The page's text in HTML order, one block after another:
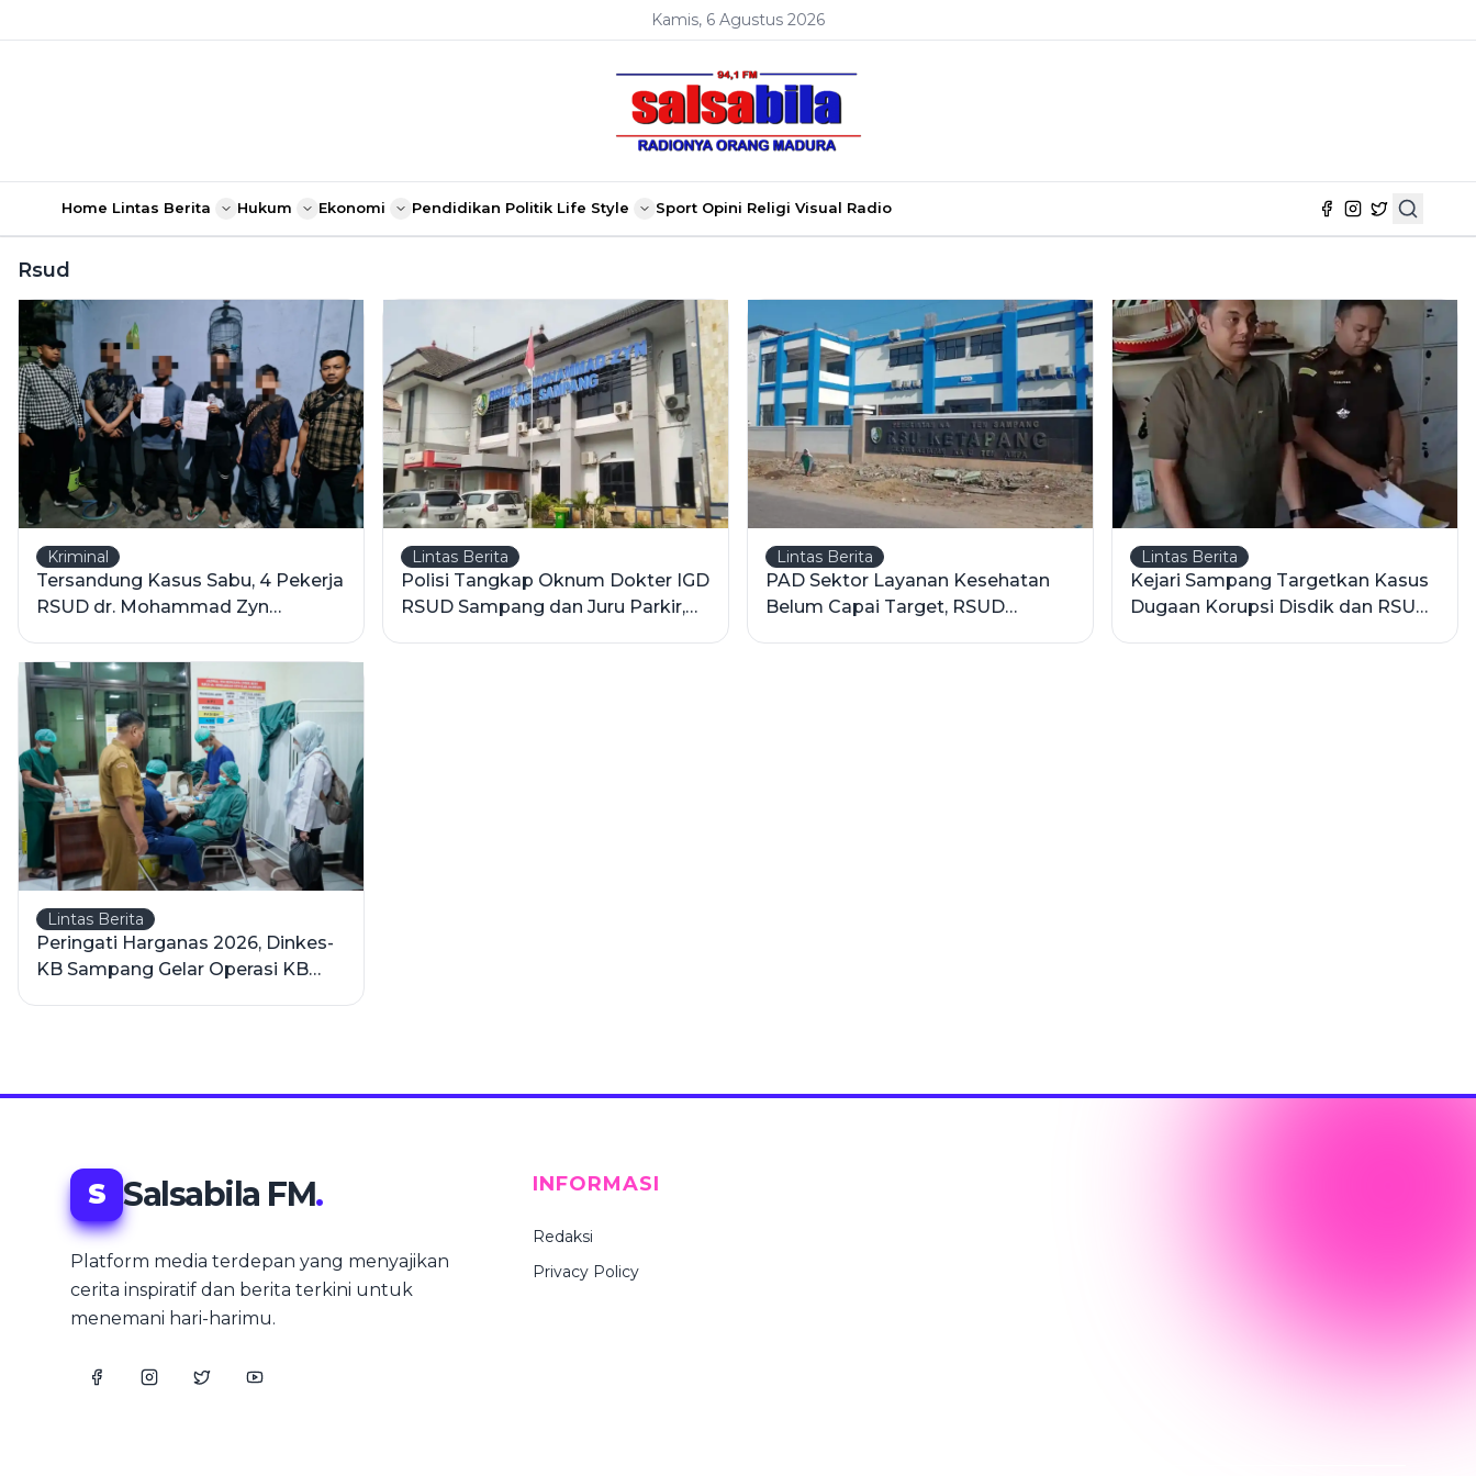
Kamis, 6 Agustus 2026
Home Lintas Berita Hukum Ekonomi Pendidikan Politik Life Style Sport Opini Religi Visual Radio
Rsud
Kriminal
Tersandung Kasus Sabu, 4 Pekerja
RSUD dr. Mohammad Zyn
Lintas Berita
Polisi Tangkap Oknum Dokter IGD
RSUD Sampang dan Juru Parkir,
Lintas Berita
PAD Sektor Layanan Kesehatan
Belum Capai Target, RSUD
Lintas Berita
Kejari Sampang Targetkan Kasus
Dugaan Korupsi Disdik dan RSUD
Lintas Berita
Peringati Harganas 2026, Dinkes-
KB Sampang Gelar Operasi KB
S Salsabila FM.
Platform media terdepan yang menyajikan
cerita inspiratif dan berita terkini untuk
menemani hari-harimu.
INFORMASI
Redaksi
Privacy Policy